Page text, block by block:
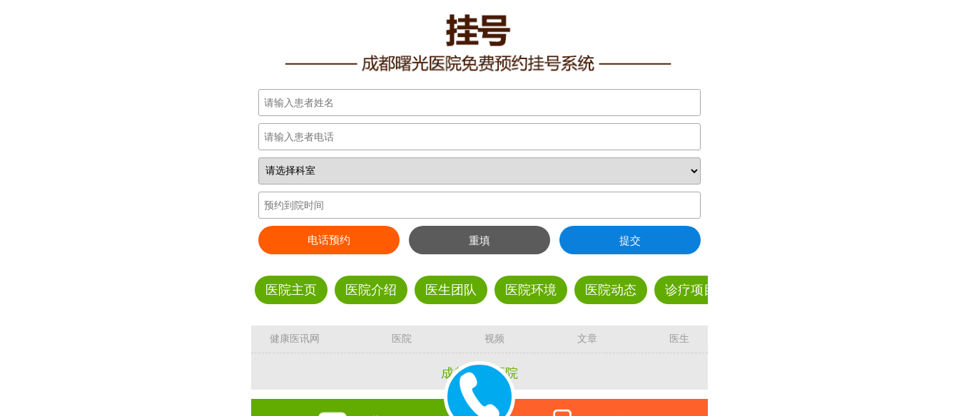
电话预约 重填 提交
医院主页 医院介绍 医生团队 医院环境 医院动态 诊疗项目
健康医讯网 医院 视频 文章 医生
成都曙光医院
电话：028-87799345